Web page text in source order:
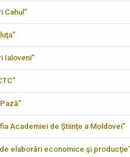
Cahul”
Ialoveni”
Academiei de Ştiinţe a Moldovei”
de elaborări economice şi